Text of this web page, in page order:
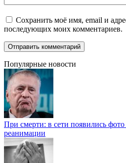
Сохранить моё имя, email и
последующих моих комментариев.
Популярные новости
При смерти: в сети появились
реанимации